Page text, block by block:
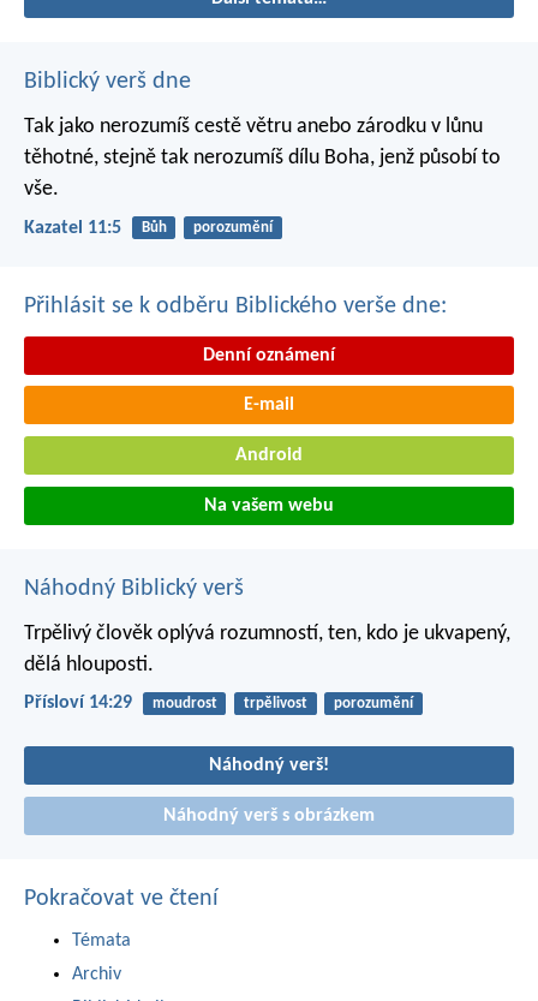
Biblický verš dne
Tak jako nerozumíš cestě větru anebo zárodku v lůnu
těhotné, stejně tak nerozumíš dílu Boha, jenž působí to
vše.
Kazatel 11:5 Bůh porozumění
Přihlásit se k odběru Biblického verše dne:
Denní oznámení
E-mail
Android
Na vašem webu
Náhodný Biblický verš
Trpělivý člověk oplývá rozumností, ten, kdo je ukvapený,
dělá hlouposti.
Přísloví 14:29 moudrost trpělivost porozumění
Náhodný verš!
Náhodný verš s obrázkem
Pokračovat ve čtení
Témata
Archiv